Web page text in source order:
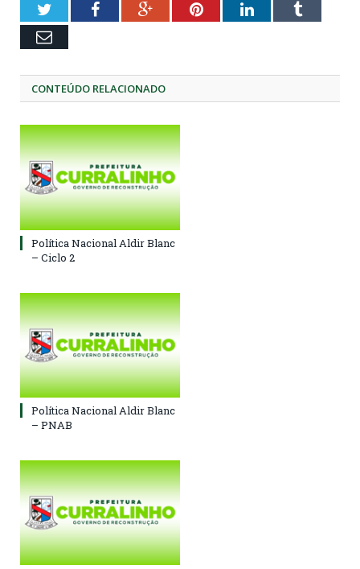
TwitterFacebookGoogle+PinterestLinkedInTumblr
Email
CONTEÚDO RELACIONADO
Política Nacional Aldir Blanc
– Ciclo 2
Política Nacional Aldir Blanc
– PNAB